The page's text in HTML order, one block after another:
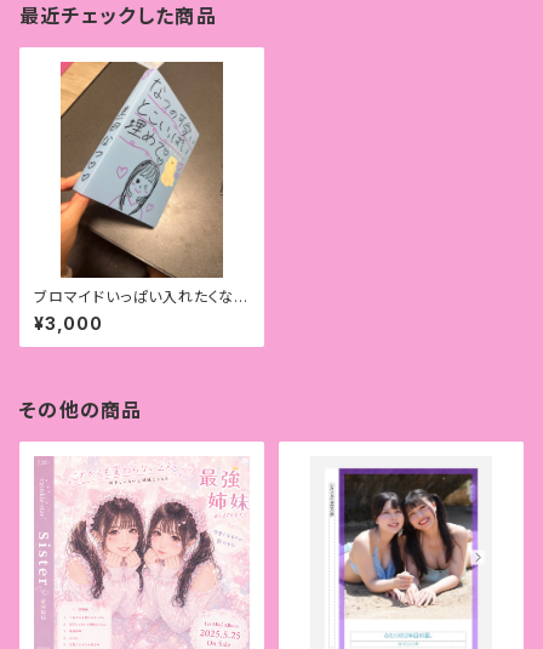
最近チェックした商品
ブロマイドいっぱい入れたくなる
ファイル
¥3,000
その他の商品